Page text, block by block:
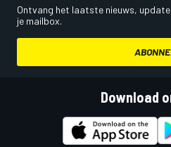
Ontvang het laatste nieuws,
je mailbox.
Download